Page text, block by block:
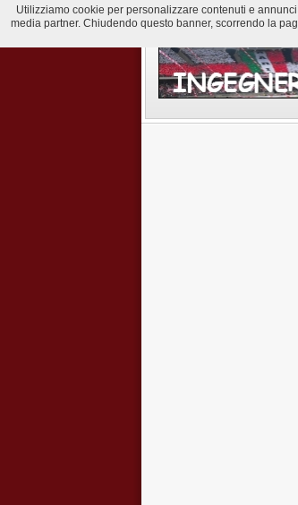
Utilizziamo cookie per personalizzare contenuti e
media partner. Chiudendo questo banner, scorrendo la